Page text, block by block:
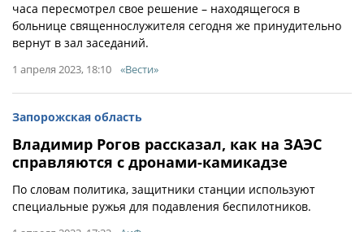
часа пересмотрел свое решение – находящегося в
больнице священнослужителя сегодня же принудительно
вернут в зал заседаний.
1 апреля 2023, 18:10 «Вести»
Запорожская область
Владимир Рогов рассказал, как на ЗАЭС
справляются с дронами-камикадзе
По словам политика, защитники станции используют
специальные ружья для подавления беспилотников.